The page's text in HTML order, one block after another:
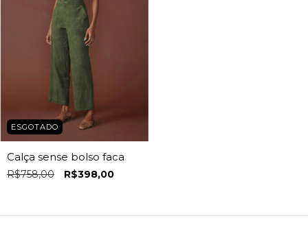
ESGOTADO
Calça sense bolso faca
R$758,00 R$398,00